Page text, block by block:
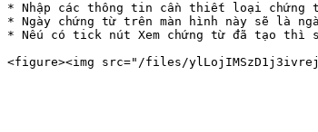
* Nhập các thông tin cần thiết loại chứng
* Ngày chứng từ trên màn hình này sẽ là
* Nếu có tick nút Xem chứng từ đã tạo thì